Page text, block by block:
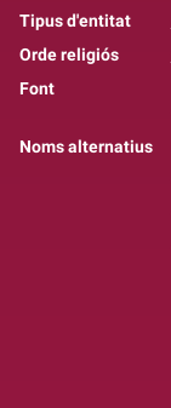
Tipus d'entitat
Orde religiós
Font
Noms alternatius